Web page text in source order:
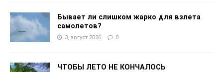
Бывает ли слишком жарко для взлета
самолетов?
3, август 2026 0
ЧТОБЫ ЛЕТО НЕ КОНЧАЛОСЬ